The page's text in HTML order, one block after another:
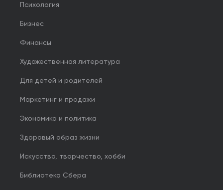
Психология
Бизнес
Финансы
Художественная литература
Для детей и родителей
Маркетинг и продажи
Экономика и политика
Здоровый образ жизни
Искусство, творчество, хобби
Библиотека Сбера